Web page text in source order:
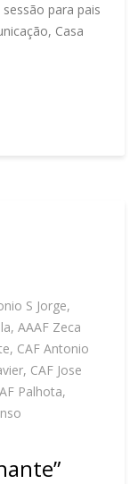
para pais
Casa
S Jorge,
, AAAF Zeca
, CAF Antonio
, CAF Jose
Palhota,